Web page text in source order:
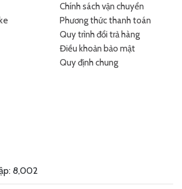
Chính sách vận chuyển
Phương thức thanh toán
Quy trình đổi trả hàng
Điều khoản bảo mật
Quy định chung
8,002